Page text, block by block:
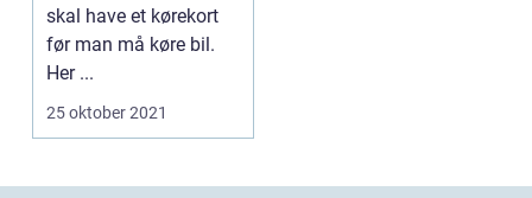
skal have et kørekort
før man må køre bil.
Her ...
25 oktober 2021